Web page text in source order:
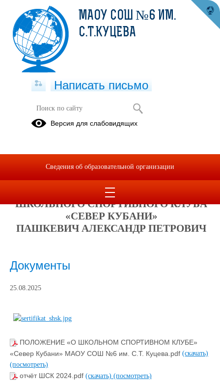
ШСК "Север Кубани"
РУКОВОДИТЕЛЬ
ШКОЛЬНОГО СПОРТИВНОГО КЛУБА
«СЕВЕР КУБАНИ»
ПАШКЕВИЧ АЛЕКСАНДР ПЕТРОВИЧ
Документы
25.08.2025
ПОЛОЖЕНИЕ «О ШКОЛЬНОМ СПОРТИВНОМ КЛУБЕ»
«Север Кубани» МАОУ СОШ №6 им. С.Т. Куцева.pdf (скачать)
(посмотреть)
отчёт ШСК 2024.pdf (скачать) (посмотреть)
МАОУ СОШ №6 ИМ.
С.Т.КУЦЕВА
Написать письмо
Версия для слабовидящих
Сведения об образовательной организации